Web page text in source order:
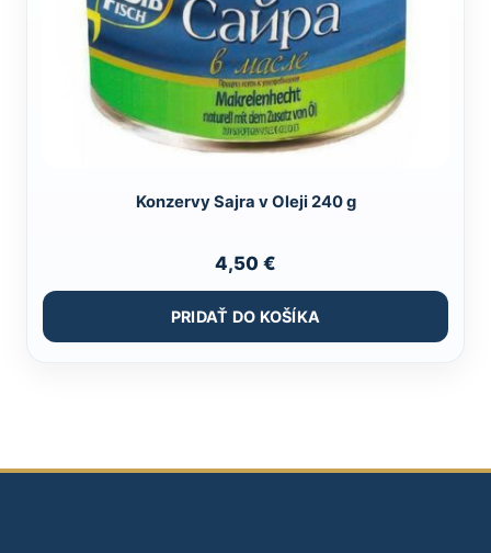
Konzervy Sajra v Oleji 240 g
4,50 €
PRIDAŤ DO KOŠÍKA